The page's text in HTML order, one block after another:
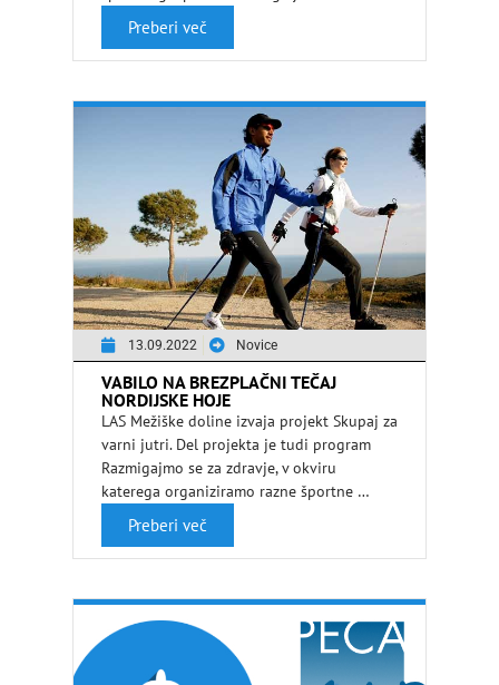
Preberi več
13.09.2022 Novice
VABILO NA BREZPLAČNI TEČAJ
NORDIJSKE HOJE
LAS Mežiške doline izvaja projekt Skupaj za
varni jutri. Del projekta je tudi program
Razmigajmo se za zdravje, v okviru
katerega organiziramo razne športne …
Preberi več